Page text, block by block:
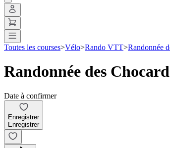
Toutes les courses>Vélo>Rando VTT>Randonnée
Randonnée des
Date à confirmer
Enregistrer
Enregistrer